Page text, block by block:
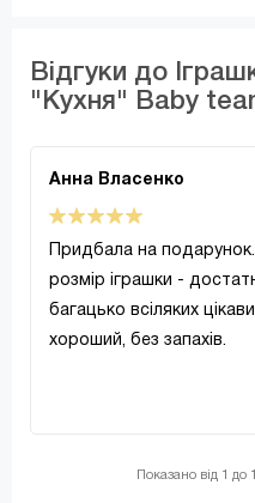
Відгуки до
"Кухня" Baby
Анна Власенко
Придбала на
розмір іграшки -
багацько всіляких
хороший, без запахів.
Показано від 1 до